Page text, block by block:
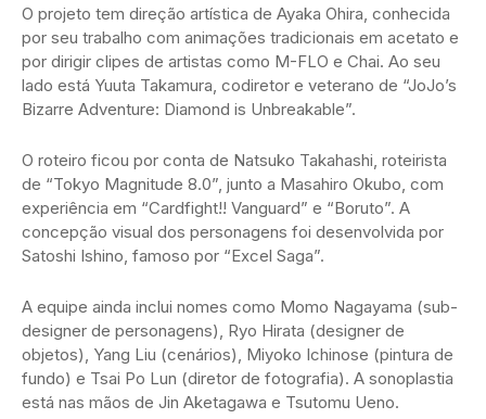
O projeto tem direção artística de Ayaka Ohira, conhecida
por seu trabalho com animações tradicionais em acetato e
por dirigir clipes de artistas como M-FLO e Chai. Ao seu
lado está Yuuta Takamura, codiretor e veterano de “JoJo’s
Bizarre Adventure: Diamond is Unbreakable”.
O roteiro ficou por conta de Natsuko Takahashi, roteirista
de “Tokyo Magnitude 8.0”, junto a Masahiro Okubo, com
experiência em “Cardfight!! Vanguard” e “Boruto”. A
concepção visual dos personagens foi desenvolvida por
Satoshi Ishino, famoso por “Excel Saga”.
A equipe ainda inclui nomes como Momo Nagayama (sub-
designer de personagens), Ryo Hirata (designer de
objetos), Yang Liu (cenários), Miyoko Ichinose (pintura de
fundo) e Tsai Po Lun (diretor de fotografia). A sonoplastia
está nas mãos de Jin Aketagawa e Tsutomu Ueno.